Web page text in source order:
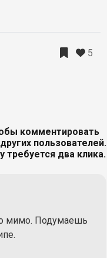
5
комментировать
пользователей.
требуется два клика.
мимо. Подумаешь